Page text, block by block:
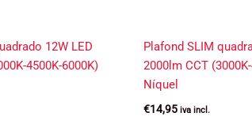
12W LED
4500K-6000K)
Plafond SLIM
2000lm CCT
Níquel
€14,95 iva incl.